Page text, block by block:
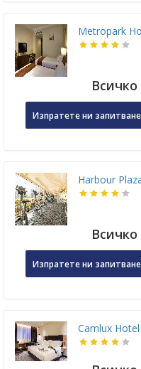
Metropark
Всичко
Изпратете ни запитване
Harbour
Всичко
Изпратете ни запитване
Camlux Hotel